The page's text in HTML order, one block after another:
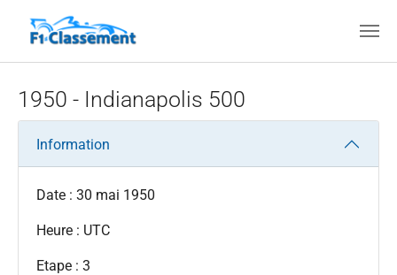
1950 - Indianapolis 500
Information
Date : 30 mai 1950
Heure : UTC
Etape : 3